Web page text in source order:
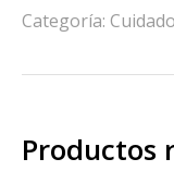
Categoría:
Productos